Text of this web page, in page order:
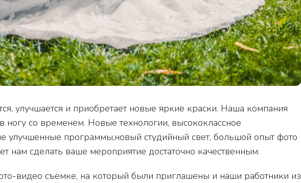
улучшается и приобретает новые яркие краски. Наша компания
ногу со временем. Новые технологии, высококлассное
улучшенные программы,новый студийный свет, большой опыт фото
нам сделать ваше мероприятие достаточно качественным.
видео съёмке, на который были приглашены и наши работники из